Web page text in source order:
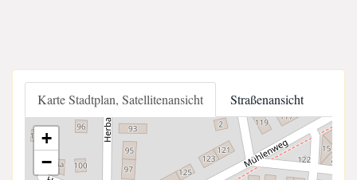
Karte Stadtplan, Satellitenansicht Straßenansicht
+
−